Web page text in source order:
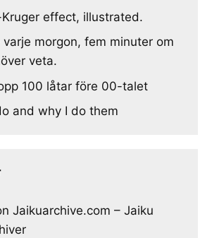
effect, illustrated.
morgon, fem minuter om
veta.
100 låtar före 00-talet
and why I do them
Jaikuarchive.com – Jaiku